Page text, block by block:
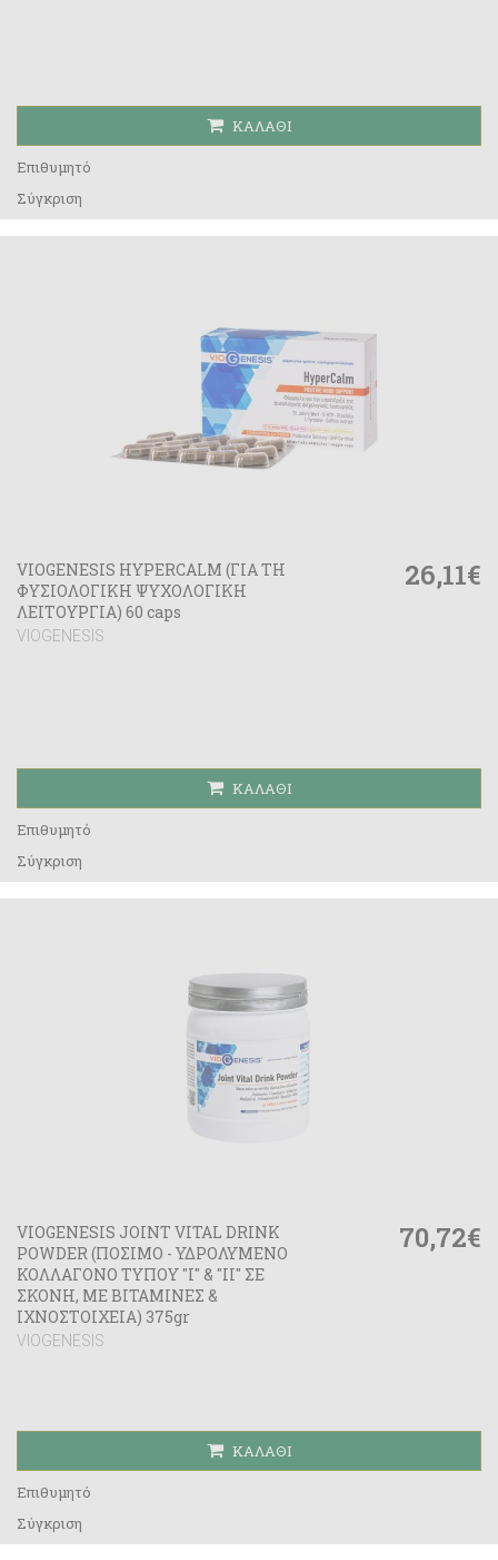
ΚΑΛΆΘΙ
Επιθυμητό
Σύγκριση
VIOGENESIS HYPERCALM (ΓΙΑ ΤΗ
ΦΥΣΙΟΛΟΓΙΚΗ ΨΥΧΟΛΟΓΙΚΗ
ΛΕΙΤΟΥΡΓΙΑ) 60 caps
VIOGENESIS
26,11€
ΚΑΛΆΘΙ
Επιθυμητό
Σύγκριση
VIOGENESIS JOINT VITAL DRINK
POWDER (ΠΟΣΙΜΟ - ΥΔΡΟΛΥΜΕΝΟ
ΚΟΛΛΑΓΟΝΟ ΤΥΠΟΥ "I" & "II" ΣΕ
ΣΚΟΝΗ, ΜΕ ΒΙΤΑΜΙΝΕΣ &
ΙΧΝΟΣΤΟΙΧΕΙΑ) 375gr
VIOGENESIS
70,72€
ΚΑΛΆΘΙ
Επιθυμητό
Σύγκριση